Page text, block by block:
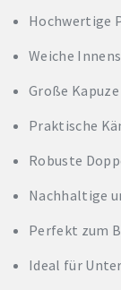
Hochwertige
Weiche
Große
Praktische
Robuste
Nachhaltige
Perfekt zum
Ideal für